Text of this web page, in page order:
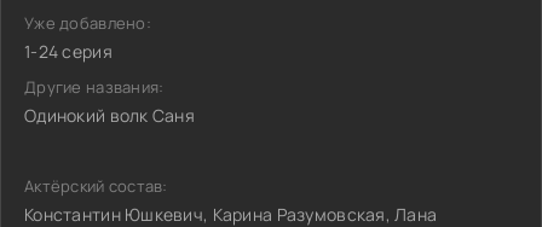
Уже добавлено:
1-24 серия
Другие названия:
Одинокий волк Саня
Актёрский состав:
Константин Юшкевич, Карина Разумовская, Лана